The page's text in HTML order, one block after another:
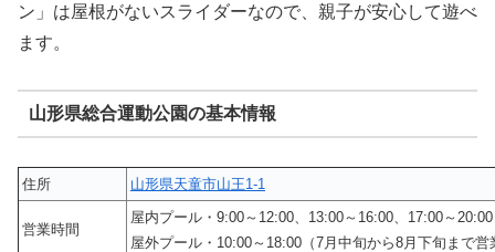
ン」は屋根がないスライダーなので、親子が安心して遊べ
ます。
山形県総合運動公園の基本情報
住所 山形県天童市山王1-1
営業時間
屋内プール・9:00～12:00、13:00～16:00、17:00～20:00
屋外プール・10:00～18:00（7月中旬から8月下旬まで営